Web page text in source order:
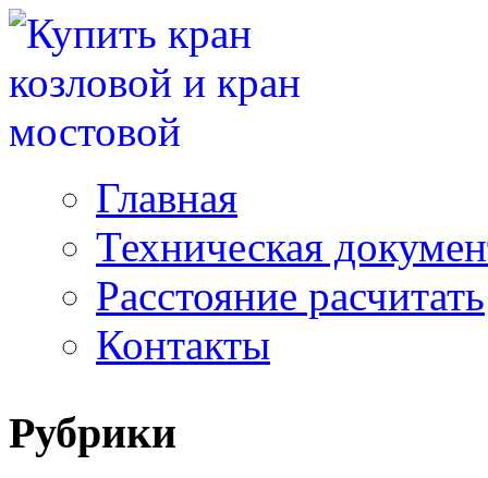
Главная
Техническая
Расстояние расчитать
Контакты
Рубрики